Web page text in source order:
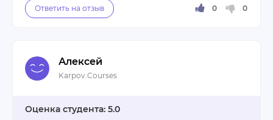
применяю в своей профессиональной
деятельности. Благодарю команду
Плюсы:
возможность совмещать с работой.
Алексей
Karpov.Courses
5.0